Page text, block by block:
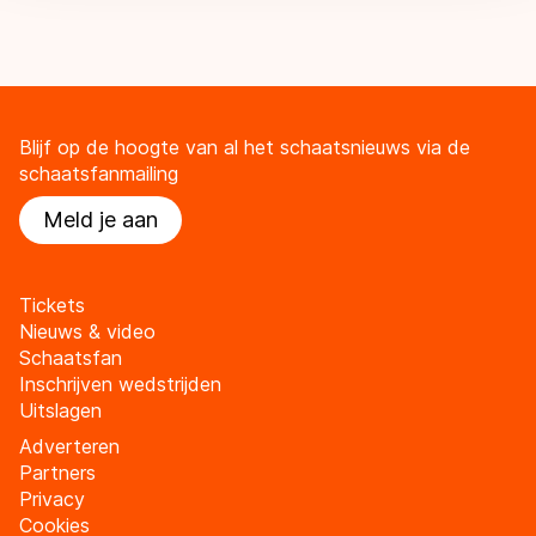
Blijf op de hoogte van al het schaatsnieuws via de
schaatsfanmailing
Meld je aan
Tickets
Nieuws & video
Schaatsfan
Inschrijven wedstrijden
Uitslagen
Adverteren
Partners
Privacy
Cookies